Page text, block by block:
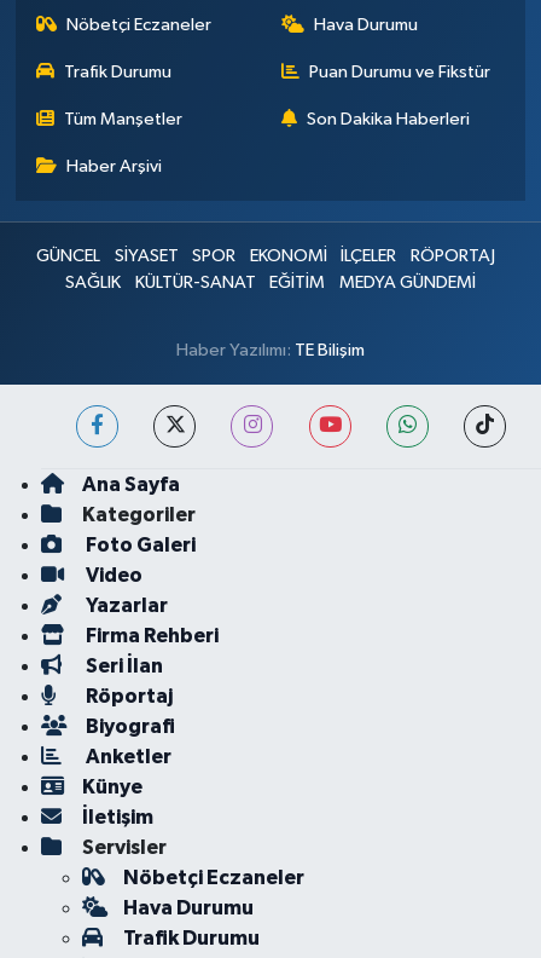
Nöbetçi Eczaneler Hava Durumu
Trafik Durumu Puan Durumu ve Fikstür
Tüm Manşetler Son Dakika Haberleri
Haber Arşivi
GÜNCEL SİYASET SPOR EKONOMİ İLÇELER
RÖPORTAJ
SAĞLIK
KÜLTÜR-SANAT EĞİTİM MEDYA GÜNDEMİ
Haber Yazılımı: TE Bilişim
Ana Sayfa
Kategoriler
Foto Galeri
Video
Yazarlar
Firma Rehberi
Seri İlan
Röportaj
Biyografi
Anketler
Künye
İletişim
Servisler
Nöbetçi Eczaneler
Hava Durumu
Trafik Durumu